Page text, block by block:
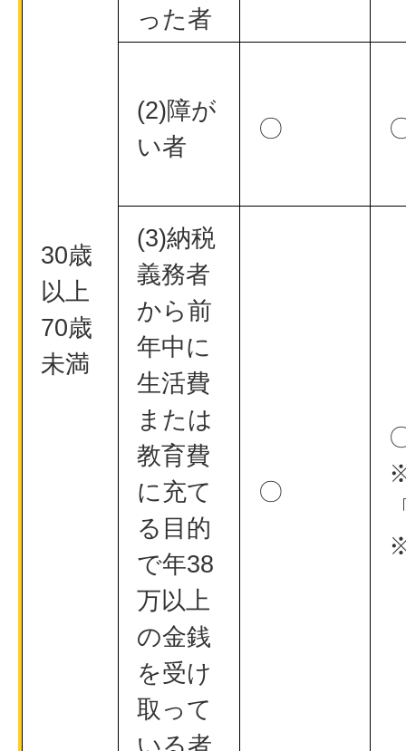
30歳
以上
70歳
未満
った者
(2)障が
い者
〇
(3)納税
義務者
から前
年中に
生活費
または
教育費
に充て
る目的
で年38
万以上
の金銭
を受け
取って
いる者
〇